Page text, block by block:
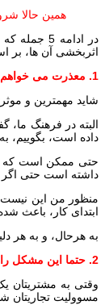
همین حالا
در ادامه
اثربخشی آن ها، بر
1. معذرت می خواهم.
شاید مهمترین و
البته در فرهنگ
داده است، بگوییم،
حتی ممکن است که
داشته است حتی اگر
منظور من این
ابتدای کار، باعث
به هرحال، و به هر
2. حتما این مشکل را به کمک هم، حل می کنیم.
وقتی به مشتریتان
مسوولیت تجاریتان